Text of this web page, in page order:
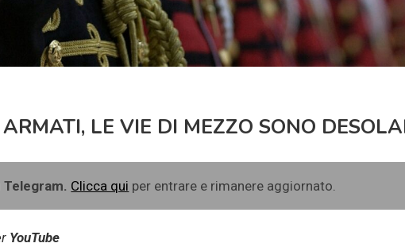
LE VIE DI MEZZO SONO
Clicca qui per entrare e rimanere aggiornato.
YouTube